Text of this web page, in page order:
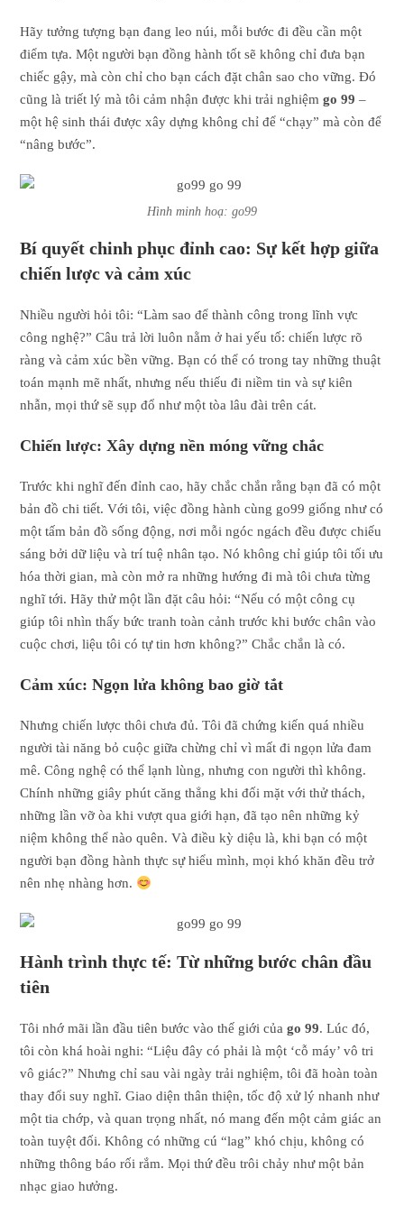
Hãy tưởng tượng bạn đang leo núi, mỗi bước đi đều cần một
điểm tựa. Một người bạn đồng hành tốt sẽ không chỉ đưa bạn
chiếc gậy, mà còn chỉ cho bạn cách đặt chân sao cho vững. Đó
cũng là triết lý mà tôi cảm nhận được khi trải nghiệmgo 99 –
một hệ sinh thái được xây dựng không chỉ để “chạy” mà còn để
“nâng bước”.
Hình minh hoạ: go99
Bí quyết chinh phục đỉnh cao: Sự kết hợp giữa
chiến lược và cảm xúc
Nhiều người hỏi tôi: “Làm sao để thành công trong lĩnh vực
công nghệ?” Câu trả lời luôn nằm ở hai yếu tố: chiến lược rõ
ràng và cảm xúc bền vững. Bạn có thể có trong tay những thuật
toán mạnh mẽ nhất, nhưng nếu thiếu đi niềm tin và sự kiên
nhẫn, mọi thứ sẽ sụp đổ như một tòa lâu đài trên cát.
Chiến lược: Xây dựng nền móng vững chắc
Trước khi nghĩ đến đỉnh cao, hãy chắc chắn rằng bạn đã có một
bản đồ chi tiết. Với tôi, việc đồng hành cùng go99 giống như có
một tấm bản đồ sống động, nơi mỗi ngóc ngách đều được chiếu
sáng bởi dữ liệu và trí tuệ nhân tạo. Nó không chỉ giúp tôi tối ưu
hóa thời gian, mà còn mở ra những hướng đi mà tôi chưa từng
nghĩ tới. Hãy thử một lần đặt câu hỏi: “Nếu có một công cụ
giúp tôi nhìn thấy bức tranh toàn cảnh trước khi bước chân vào
cuộc chơi, liệu tôi có tự tin hơn không?” Chắc chắn là có.
Cảm xúc: Ngọn lửa không bao giờ tắt
Nhưng chiến lược thôi chưa đủ. Tôi đã chứng kiến quá nhiều
người tài năng bỏ cuộc giữa chừng chỉ vì mất đi ngọn lửa đam
mê. Công nghệ có thể lạnh lùng, nhưng con người thì không.
Chính những giây phút căng thẳng khi đối mặt với thử thách,
những lần vỡ òa khi vượt qua giới hạn, đã tạo nên những kỷ
niệm không thể nào quên. Và điều kỳ diệu là, khi bạn có một
người bạn đồng hành thực sự hiểu mình, mọi khó khăn đều trở
nên nhẹ nhàng hơn.
Hành trình thực tế: Từ những bước chân đầu
tiên
Tôi nhớ mãi lần đầu tiên bước vào thế giới củago 99. Lúc đó,
tôi còn khá hoài nghi: “Liệu đây có phải là một ‘cỗ máy’ vô tri
vô giác?” Nhưng chỉ sau vài ngày trải nghiệm, tôi đã hoàn toàn
thay đổi suy nghĩ. Giao diện thân thiện, tốc độ xử lý nhanh như
một tia chớp, và quan trọng nhất, nó mang đến một cảm giác an
toàn tuyệt đối. Không có những cú “lag” khó chịu, không có
những thông báo rối rắm. Mọi thứ đều trôi chảy như một bản
nhạc giao hưởng.